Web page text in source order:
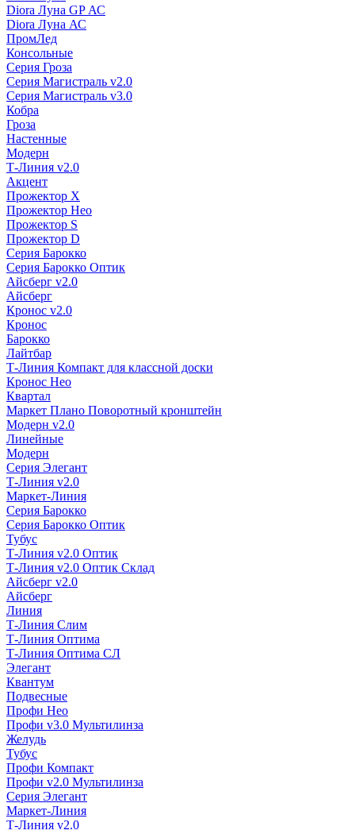
Diora Луна GP АС
Diora Луна АС
ПромЛед
Консольные
Серия Гроза
Серия Магистраль v2.0
Серия Магистраль v3.0
Кобра
Гроза
Настенные
Модерн
Т-Линия v2.0
Акцент
Прожектор X
Прожектор Нео
Прожектор S
Прожектор D
Серия Барокко
Серия Барокко Оптик
Айсберг v2.0
Айсберг
Кронос v2.0
Кронос
Барокко
Лайтбар
Т-Линия Компакт для классной доски
Кронос Нео
Квартал
Маркет Плано Поворотный кронштейн
Модерн v2.0
Линейные
Модерн
Серия Элегант
Т-Линия v2.0
Маркет-Линия
Серия Барокко
Серия Барокко Оптик
Тубус
Т-Линия v2.0 Оптик
Т-Линия v2.0 Оптик Склад
Айсберг v2.0
Айсберг
Линия
Т-Линия Слим
Т-Линия Оптима
Т-Линия Оптима СЛ
Элегант
Квантум
Подвесные
Профи Нео
Профи v3.0 Мультилинза
Желудь
Тубус
Профи Компакт
Профи v2.0 Мультилинза
Серия Элегант
Маркет-Линия
Т-Линия v2.0